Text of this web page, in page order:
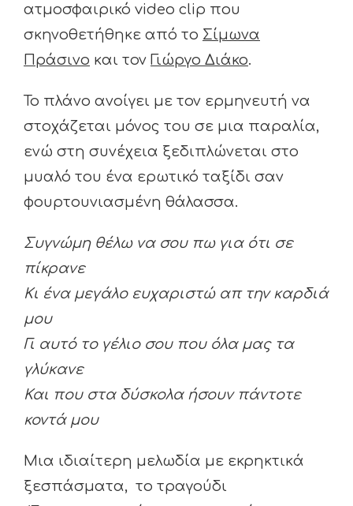
ατμοσφαιρικό video clip που
σκηνοθετήθηκε από το Σίμωνα
Πράσινο και τον Γιώργο Διάκο.
Το πλάνο ανοίγει με τον ερμηνευτή να
στοχάζεται μόνος του σε μια παραλία,
ενώ στη συνέχεια ξεδιπλώνεται στο
μυαλό του ένα ερωτικό ταξίδι σαν
φουρτουνιασμένη θάλασσα.
Συγνώμη θέλω να σου πω για ότι σε
πίκρανε
Κι ένα μεγάλο ευχαριστώ απ την καρδιά
μου
Γι αυτό το γέλιο σου που όλα μας τα
γλύκανε
Και που στα δύσκολα ήσουν πάντοτε
κοντά μου
Μια ιδιαίτερη μελωδία με εκρηκτικά
ξεσπάσματα, το τραγούδι